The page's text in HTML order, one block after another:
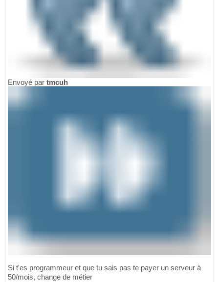
Envoyé par tmcuh
Si t'es programmeur et que tu sais pas te payer un serveur à
50/mois, change de métier